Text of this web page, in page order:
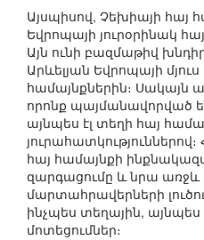
Այսպիսով, Չեխիայի հայ
Եվրոպայի յուրօրինակ
Այն ունի բազմաթիվ
Արևելյան Եվրոպայի
համայնքներին։ Սակայն
որոնք պայմանավորված
այնպես էլ տեղի հայ
հայ համայնքի
զարգացումը և նրա
մարտահրավերների
ինչպես տեղային,
մոտեցումներ։